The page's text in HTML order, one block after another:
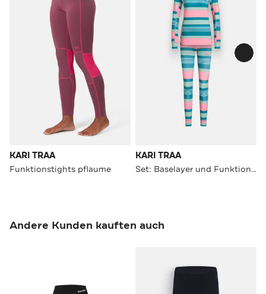
KARI TRAA
Funktionstights pflaume
KARI TRAA
Set: Baselayer und Funktionstights gemustert
Andere Kunden kauften auch